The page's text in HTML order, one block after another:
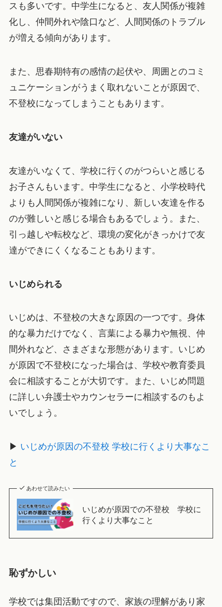
スも多いです。中学生になると、友人関係が複雑
化し、仲間外れや陰口など、人間関係のトラブル
が増える傾向があります。
また、思春期特有の感情の起伏や、周囲とのコミ
ュニケーションがうまく取れないことが原因で、
不登校になってしまうこともあります。
友達がいない
友達がいなくて、学校に行くのがつらいと感じる
お子さんもいます。中学生になると、小学校時代
よりも人間関係が複雑になり、新しい友達を作る
のが難しいと感じる場合もあるでしょう。また、
引っ越しや転校など、環境の変化がきっかけで友
達ができにくくなることもあります。
いじめられる
いじめは、不登校の大きな原因の一つです。身体
的な暴力だけでなく、言葉による暴力や無視、仲
間外れなど、さまざまな形態があります。いじめ
が原因で不登校になった場合は、学校や教育委員
会に相談することが大切です。また、いじめ問題
に詳しい弁護士やカウンセラーに相談するのもよ
いでしょう。
▶ いじめが原因の不登校 学校に行くより大事なこ
と
あわせて読みたい
いじめが原因での不登校 学校に
行くより大事なこと
恥ずかしい
学校では集団活動ですので、家族の理解があり家